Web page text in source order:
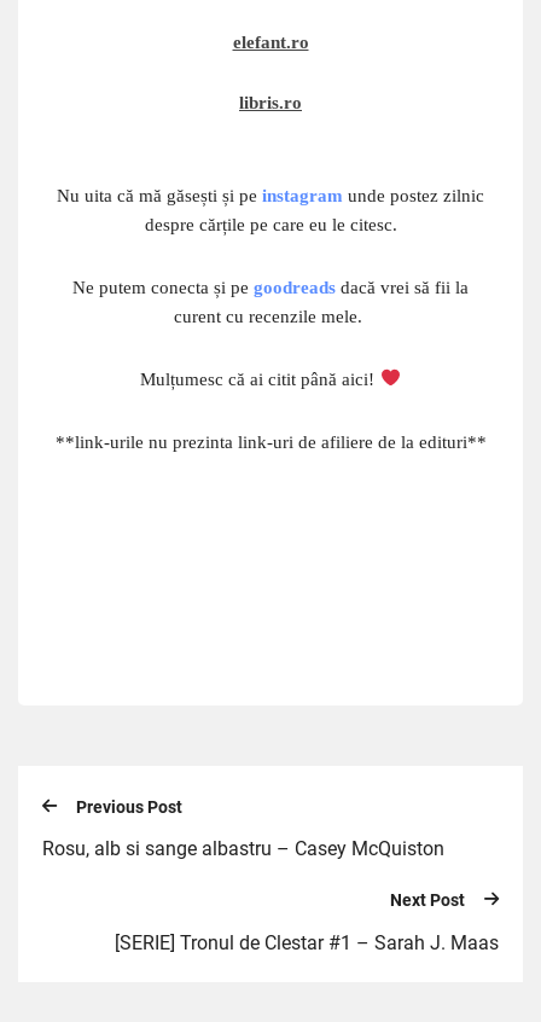
elefant.ro
libris.ro
Nu uita că mă găsești și pe instagram unde postez zilnic
despre cărțile pe care eu le citesc.
Ne putem conecta și pe goodreads dacă vrei să fii la
curent cu recenzile mele.
Mulțumesc că ai citit până aici!
**link-urile nu prezinta link-uri de afiliere de la edituri**
Previous Post
Rosu, alb si sange albastru – Casey McQuiston
Next Post
[SERIE] Tronul de Clestar #1 – Sarah J. Maas